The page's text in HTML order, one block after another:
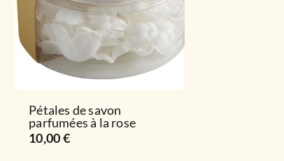
Pétales de savon
parfumées à la rose
10,00€